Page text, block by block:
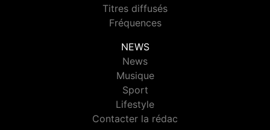
Titres diffusés
Fréquences
NEWS
News
Musique
Sport
Lifestyle
Contacter la rédac